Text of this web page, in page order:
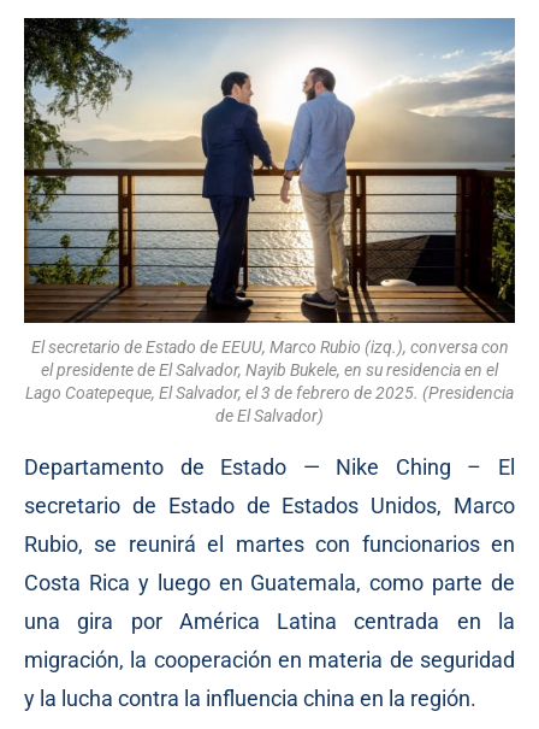
El secretario de Estado de EEUU, Marco Rubio (izq.), conversa con
el presidente de El Salvador, Nayib Bukele, en su residencia en el
Lago Coatepeque, El Salvador, el 3 de febrero de 2025. (Presidencia
de El Salvador)
Departamento de Estado — Nike Ching – El
secretario de Estado de Estados Unidos, Marco
Rubio, se reunirá el martes con funcionarios en
Costa Rica y luego en Guatemala, como parte de
una gira por América Latina centrada en la
migración, la cooperación en materia de seguridad
y la lucha contra la influencia china en la región.